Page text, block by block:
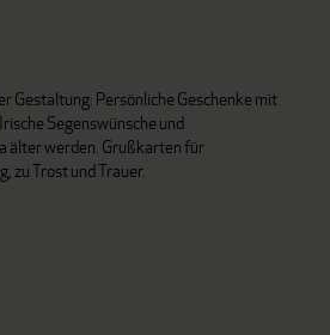
Gestaltung: Persönliche Geschenke mit
Segenswünsche und
älter werden. Grußkarten für
zu Trost und Trauer.